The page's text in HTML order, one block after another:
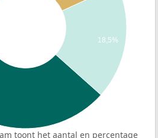
18,5%
toont het aantal en percentage